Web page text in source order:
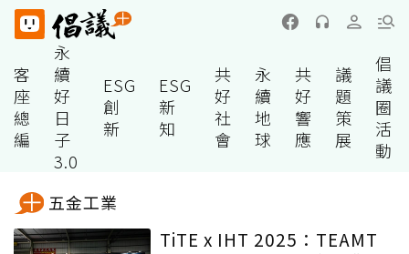
客
座
總
編
永
續
好
日
子
3.0
ESG
創
新
ESG
新
知
共
好
社
會
永
續
地
球
共
好
響
應
議
題
策
展
倡
議
圈
活
動
五金工業
TiTE x IHT 2025：TEAMT